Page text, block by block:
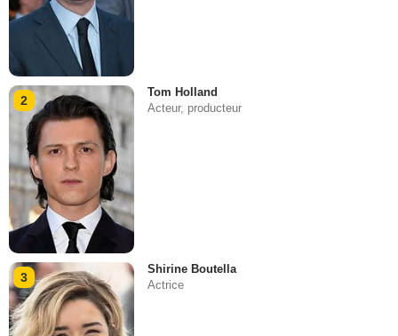
2
Tom Holland
Acteur, producteur
3
Shirine Boutella
Actrice